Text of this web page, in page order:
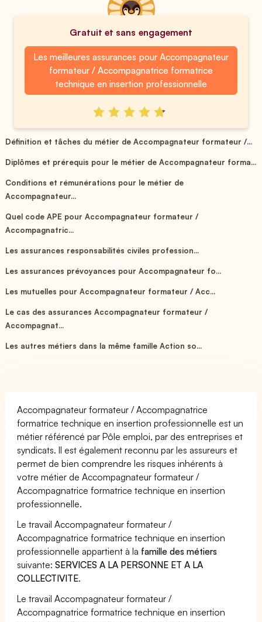
Gratuit et sans engagement
Les meilleures assurances pour Accompagnateur
formateur / Accompagnatrice formatrice
technique en insertion professionnelle
Définition et tâches du métier de Accompagnateur formateur /...
Diplômes et prérequis pour le métier de Accompagnateur forma...
Conditions et rémunérations pour le métier de
Accompagnateur...
Quel code APE pour Accompagnateur formateur /
Accompagnatric...
Les assurances responsabilités civiles profession...
Les assurances prévoyances pour Accompagnateur fo...
Les mutuelles pour Accompagnateur formateur / Acc...
Le cas des assurances Accompagnateur formateur /
Accompagnat...
Les autres métiers dans la même famille Action so...
Accompagnateur formateur / Accompagnatrice
formatrice technique en insertion professionnelle est un
métier référencé par Pôle emploi, par des entreprises et
syndicats. Il est également reconnu par les assureurs et
permet de bien comprendre les risques inhérents à
votre métier de Accompagnateur formateur /
Accompagnatrice formatrice technique en insertion
professionnelle.
Le travail Accompagnateur formateur /
Accompagnatrice formatrice technique en insertion
professionnelle appartient à la famille des métiers
suivante:SERVICES A LA PERSONNE ET A LA
COLLECTIVITE.
Le travail Accompagnateur formateur /
Accompagnatrice formatrice technique en insertion